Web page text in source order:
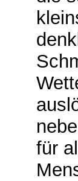
für